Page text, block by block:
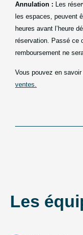
Annulation : Les
les espaces, peuvent
heures avant l’heure
réservation. Passé ce
remboursement ne
Vous pouvez en
ventes.
Les